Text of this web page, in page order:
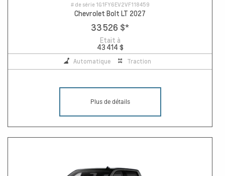
# de série 1G1FY6EV2VF118459
Chevrolet Bolt LT 2027
33 526 $*
Etait à
43 414 $
Automatique Traction
Plus de détails